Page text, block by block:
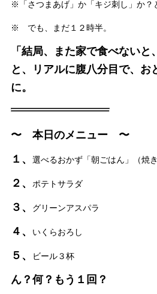
※「さつまあげ」か「キジ刺し」か？
※ でも、まだ１２時半。
「結局、また家で食べないと
と、リアルに腹八分目で、お
に。
〜 本日のメニュー 〜
１、
選べるおかず「朝ごはん」（焼き
２、 ポテトサラダ
３、 グリーンアスパラ
４、 いくらおろし
５、 ビール３杯
ん？何？もう１回？